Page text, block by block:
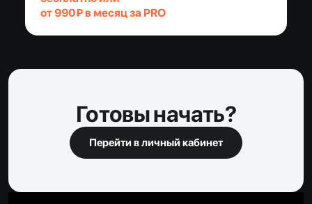
от 990₽ в месяц за PRO
Готовы начать?
Перейти в личный кабинет